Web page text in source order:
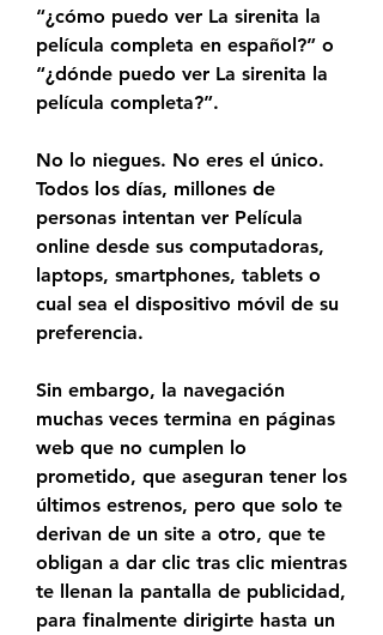
“¿cómo puedo ver La sirenita la
película completa en español?” o
“¿dónde puedo ver La sirenita la
película completa?”.
No lo niegues. No eres el único.
Todos los días, millones de
personas intentan ver Película
online desde sus computadoras,
laptops, smartphones, tablets o
cual sea el dispositivo móvil de su
preferencia.
Sin embargo, la navegación
muchas veces termina en páginas
web que no cumplen lo
prometido, que aseguran tener los
últimos estrenos, pero que solo te
derivan de un site a otro, que te
obligan a dar clic tras clic mientras
te llenan la pantalla de publicidad,
para finalmente dirigirte hasta un